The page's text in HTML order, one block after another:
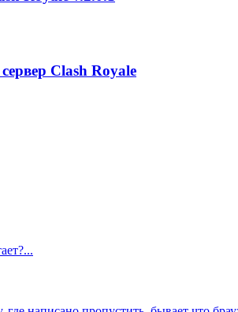
Clash Royale